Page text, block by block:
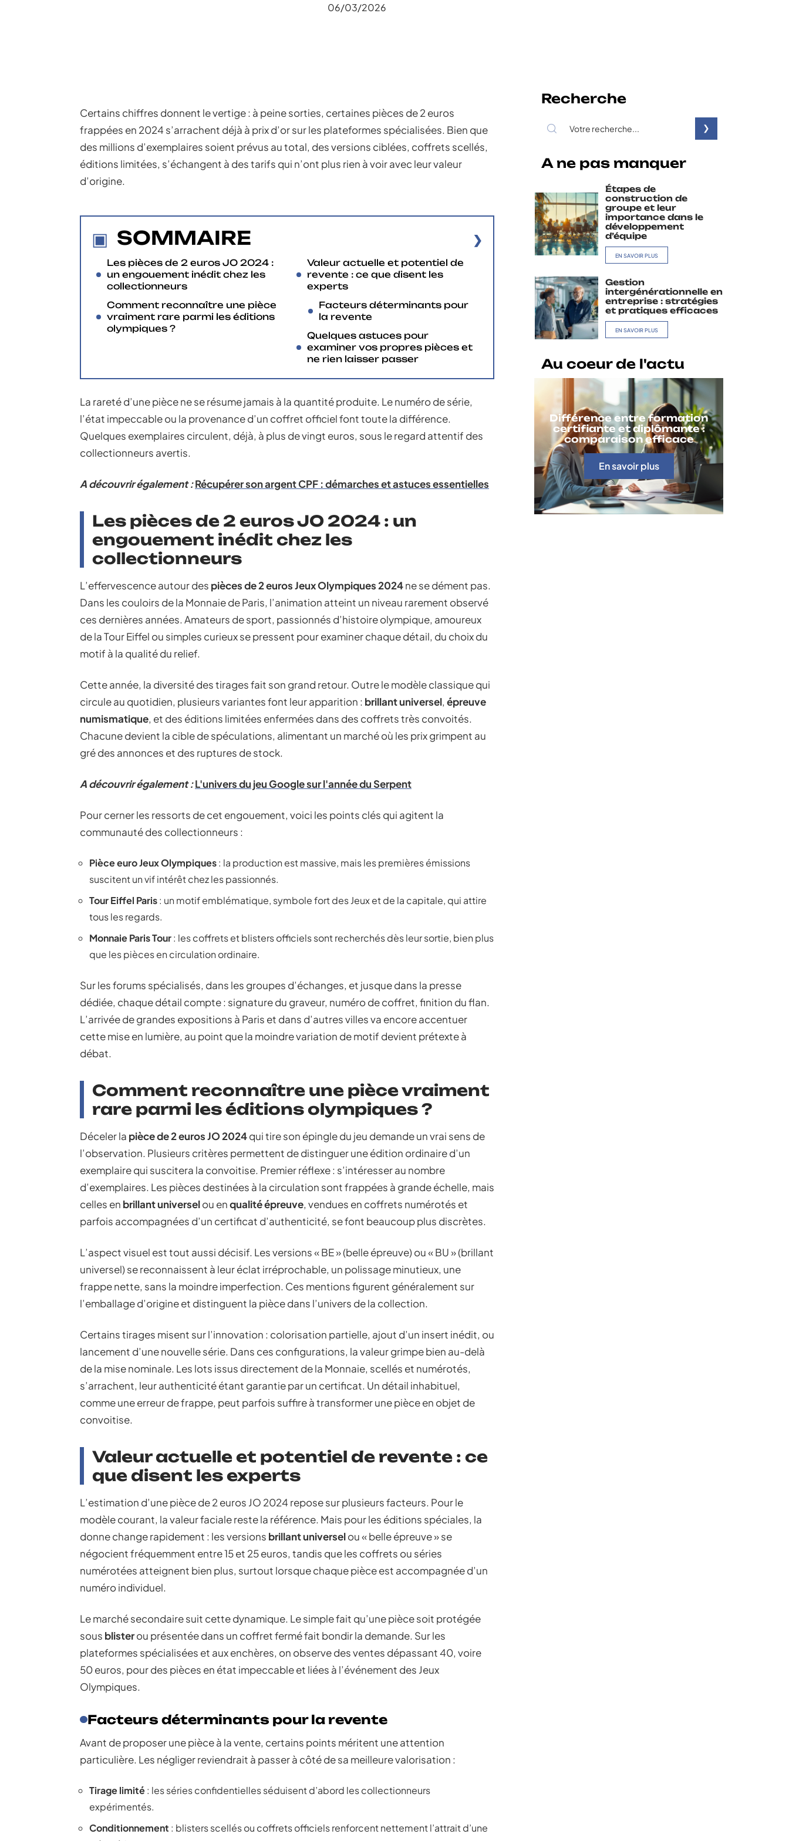
06/03/2026
Certains chiffres donnent le vertige : à peine sorties, certaines pièces de 2 euros
frappées en 2024 s’arrachent déjà à prix d’or sur les plateformes spécialisées. Bien que
des millions d’exemplaires soient prévus au total, des versions ciblées, coffrets scellés,
éditions limitées, s’échangent à des tarifs qui n’ont plus rien à voir avec leur valeur
d’origine.
SOMMAIRE
Les pièces de 2 euros JO 2024 :
un engouement inédit chez les
collectionneurs
Comment reconnaître une pièce
vraiment rare parmi les éditions
olympiques ?
Valeur actuelle et potentiel de
revente : ce que disent les
experts
Facteurs déterminants pour
la revente
Quelques astuces pour
examiner vos propres pièces et
ne rien laisser passer
La rareté d’une pièce ne se résume jamais à la quantité produite. Le numéro de série,
l’état impeccable ou la provenance d’un coffret officiel font toute la différence.
Quelques exemplaires circulent, déjà, à plus de vingt euros, sous le regard attentif des
collectionneurs avertis.
A découvrir également :Récupérer son argent CPF : démarches et astuces essentielles
Les pièces de 2 euros JO 2024 : un
engouement inédit chez les
collectionneurs
L’effervescence autour des pièces de 2 euros Jeux Olympiques 2024ne se dément pas.
Dans les couloirs de la Monnaie de Paris, l’animation atteint un niveau rarement observé
ces dernières années. Amateurs de sport, passionnés d’histoire olympique, amoureux
de la Tour Eiffel ou simples curieux se pressent pour examiner chaque détail, du choix du
motif à la qualité du relief.
Cette année, la diversité des tirages fait son grand retour. Outre le modèle classique qui
circule au quotidien, plusieurs variantes font leur apparition : brillant universel, épreuve
numismatique, et des éditions limitées enfermées dans des coffrets très convoités.
Chacune devient la cible de spéculations, alimentant un marché où les prix grimpent au
gré des annonces et des ruptures de stock.
A découvrir également :L'univers du jeu Google sur l'année du Serpent
Pour cerner les ressorts de cet engouement, voici les points clés qui agitent la
communauté des collectionneurs :
Pièce euro Jeux Olympiques: la production est massive, mais les premières émissions
suscitent un vif intérêt chez les passionnés.
Tour Eiffel Paris: un motif emblématique, symbole fort des Jeux et de la capitale, qui attire
tous les regards.
Monnaie Paris Tour: les coffrets et blisters officiels sont recherchés dès leur sortie, bien plus
que les pièces en circulation ordinaire.
Sur les forums spécialisés, dans les groupes d’échanges, et jusque dans la presse
dédiée, chaque détail compte : signature du graveur, numéro de coffret, finition du flan.
L’arrivée de grandes expositions à Paris et dans d’autres villes va encore accentuer
cette mise en lumière, au point que la moindre variation de motif devient prétexte à
débat.
Comment reconnaître une pièce vraiment
rare parmi les éditions olympiques ?
Déceler la pièce de 2 euros JO 2024qui tire son épingle du jeu demande un vrai sens de
l’observation. Plusieurs critères permettent de distinguer une édition ordinaire d’un
exemplaire qui suscitera la convoitise. Premier réflexe : s’intéresser au nombre
d’exemplaires. Les pièces destinées à la circulation sont frappées à grande échelle, mais
celles en brillant universelou enqualité épreuve, vendues en coffrets numérotés et
parfois accompagnées d’un certificat d’authenticité, se font beaucoup plus discrètes.
L’aspect visuel est tout aussi décisif. Les versions « BE » (belle épreuve) ou « BU » (brillant
universel) se reconnaissent à leur éclat irréprochable, un polissage minutieux, une
frappe nette, sans la moindre imperfection. Ces mentions figurent généralement sur
l’emballage d’origine et distinguent la pièce dans l’univers de la collection.
Certains tirages misent sur l’innovation : colorisation partielle, ajout d’un insert inédit, ou
lancement d’une nouvelle série. Dans ces configurations, la valeur grimpe bien au-delà
de la mise nominale. Les lots issus directement de la Monnaie, scellés et numérotés,
s’arrachent, leur authenticité étant garantie par un certificat. Un détail inhabituel,
comme une erreur de frappe, peut parfois suffire à transformer une pièce en objet de
convoitise.
Valeur actuelle et potentiel de revente : ce
que disent les experts
L’estimation d’une pièce de 2 euros JO 2024 repose sur plusieurs facteurs. Pour le
modèle courant, la valeur faciale reste la référence. Mais pour les éditions spéciales, la
donne change rapidement : les versions brillant universelou « belle épreuve » se
négocient fréquemment entre 15 et 25 euros, tandis que les coffrets ou séries
numérotées atteignent bien plus, surtout lorsque chaque pièce est accompagnée d’un
numéro individuel.
Le marché secondaire suit cette dynamique. Le simple fait qu’une pièce soit protégée
sous blisterou présentée dans un coffret fermé fait bondir la demande. Sur les
plateformes spécialisées et aux enchères, on observe des ventes dépassant 40, voire
50 euros, pour des pièces en état impeccable et liées à l’événement des Jeux
Olympiques.
Facteurs déterminants pour la revente
Avant de proposer une pièce à la vente, certains points méritent une attention
particulière. Les négliger reviendrait à passer à côté de sa meilleure valorisation :
Tirage limité: les séries confidentielles séduisent d’abord les collectionneurs
expérimentés.
Conditionnement : blisters scellés ou coffrets officiels renforcent nettement l’attrait d’une
Recherche
A ne pas manquer
Étapes de
construction de
groupe et leur
importance dans le
développement
d’équipe
EN SAVOIR PLUS
Gestion
intergénérationnelle en
entreprise : stratégies
et pratiques efficaces
EN SAVOIR PLUS
Au coeur de l'actu
Différence entre formation
certifiante et diplômante :
comparaison efficace
En savoir plus